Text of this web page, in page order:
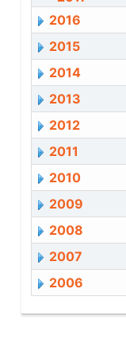
2016
2015
2014
2013
2012
2011
2010
2009
2008
2007
2006